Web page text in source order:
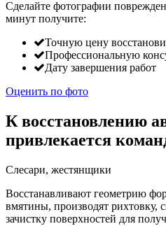
Сделайте фотографии
минут получите:
Точную цену
Профессиональную
Дату завершения работ
Оценить по фото
К восстановлению
привлекается
Слесари, жестянщики
Восстанавливают геометрию
вмятины, производят рихтовку,
зачистку поверхностей для